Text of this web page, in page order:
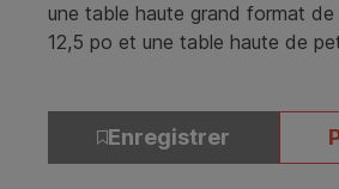
une table haute grand format
12,5 po et une table haute de
Enregistrer